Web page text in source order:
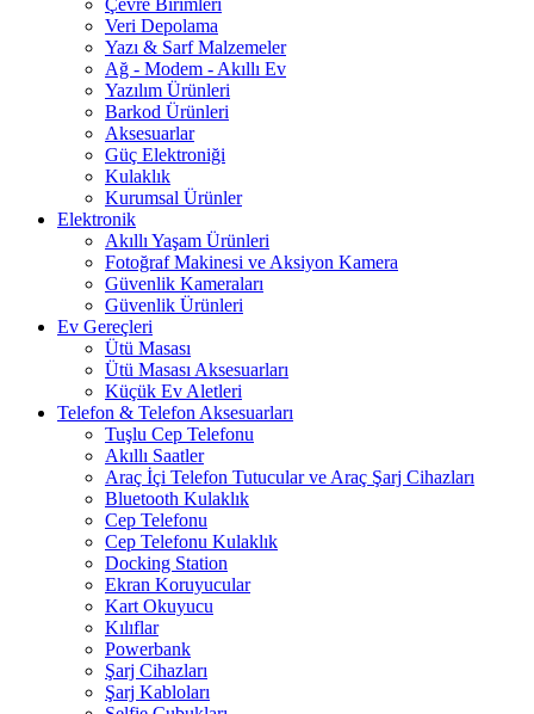
Çevre Birimleri
Veri Depolama
Yazı & Sarf Malzemeler
Ağ - Modem - Akıllı Ev
Yazılım Ürünleri
Barkod Ürünleri
Aksesuarlar
Güç Elektroniği
Kulaklık
Kurumsal Ürünler
Elektronik
Akıllı Yaşam Ürünleri
Fotoğraf Makinesi ve Aksiyon Kamera
Güvenlik Kameraları
Güvenlik Ürünleri
Ev Gereçleri
Ütü Masası
Ütü Masası Aksesuarları
Küçük Ev Aletleri
Telefon & Telefon Aksesuarları
Tuşlu Cep Telefonu
Akıllı Saatler
Araç İçi Telefon Tutucular ve Araç Şarj Cihazları
Bluetooth Kulaklık
Cep Telefonu
Cep Telefonu Kulaklık
Docking Station
Ekran Koruyucular
Kart Okuyucu
Kılıflar
Powerbank
Şarj Cihazları
Şarj Kabloları